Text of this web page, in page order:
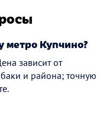
метро Купчино?
зависит от
и района; точную